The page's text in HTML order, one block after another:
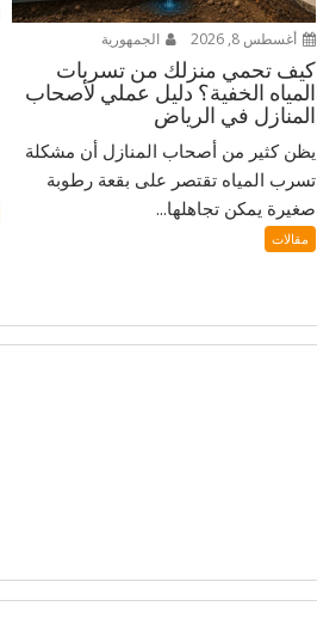
أغسطس 8, 2026 الجمهورية
كيف تحمي منزلك من تسربات
المياه الخفية؟ دليل عملي لأصحاب
المنازل في الرياض
يظن كثير من أصحاب المنازل أن مشكلة
تسرب المياه تقتصر على بقعة رطوبة
صغيرة يمكن تجاهلها...
مقالات